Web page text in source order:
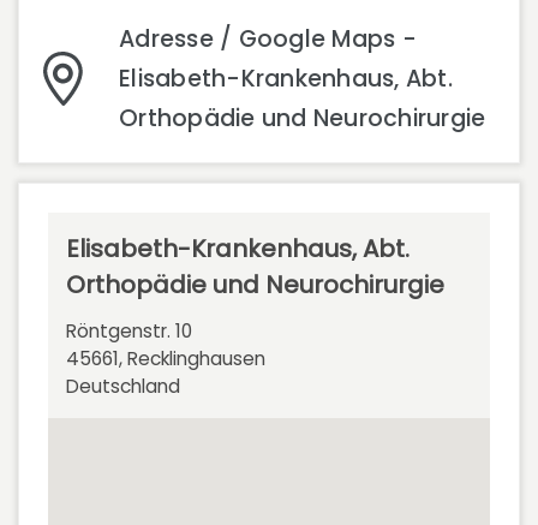
Adresse / Google Maps -
Elisabeth-Krankenhaus, Abt.
Orthopädie und Neurochirurgie
Elisabeth-Krankenhaus, Abt.
Orthopädie und Neurochirurgie
Röntgenstr. 10
45661, Recklinghausen
Deutschland